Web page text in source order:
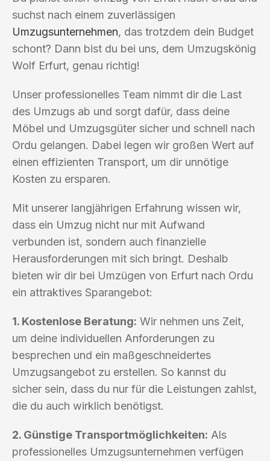
suchst nach einem zuverlässigen
Umzugsunternehmen, das trotzdem dein Budget
schont? Dann bist du bei uns, dem Umzugskönig
Wolf Erfurt, genau richtig!
Unser professionelles Team nimmt dir die Last
des Umzugs ab und sorgt dafür, dass deine
Möbel und Umzugsgüter sicher und schnell nach
Ordu gelangen. Dabei legen wir großen Wert auf
einen effizienten Transport, um dir unnötige
Kosten zu ersparen.
Mit unserer langjährigen Erfahrung wissen wir,
dass ein Umzug nicht nur mit Aufwand
verbunden ist, sondern auch finanzielle
Herausforderungen mit sich bringt. Deshalb
bieten wir dir bei Umzügen von Erfurt nach Ordu
ein attraktives Sparangebot:
1. Kostenlose Beratung: Wir nehmen uns Zeit,
um deine individuellen Anforderungen zu
besprechen und ein maßgeschneidertes
Umzugsangebot zu erstellen. So kannst du
sicher sein, dass du nur für die Leistungen zahlst,
die du auch wirklich benötigst.
2. Günstige Transportmöglichkeiten: Als
professionelles Umzugsunternehmen verfügen